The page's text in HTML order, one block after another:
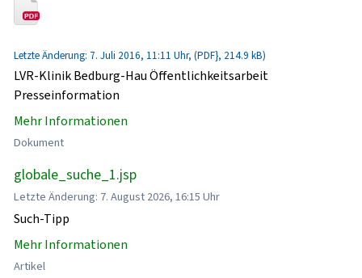
Letzte Änderung: 7. Juli 2016, 11:11 Uhr, (PDF}, 214.9 kB)
LVR-Klinik Bedburg-Hau Öffentlichkeitsarbeit
Presseinformation
Mehr Informationen
Dokument
globale_suche_1.jsp
Letzte Änderung: 7. August 2026, 16:15 Uhr
Such-Tipp
Mehr Informationen
Artikel